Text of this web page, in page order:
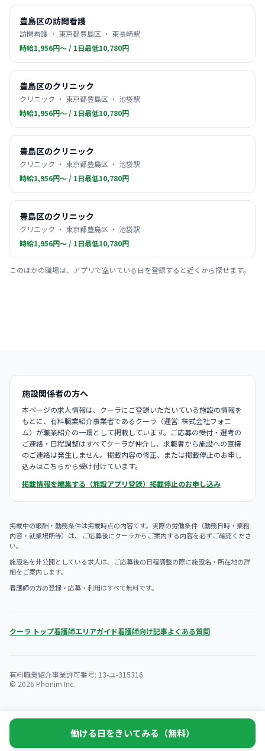
豊島区の訪問看護
訪問看護 ・ 東京都豊島区 ・ 東長崎駅
時給1,956円〜 / 1日最低10,780円
豊島区のクリニック
クリニック ・ 東京都豊島区 ・ 池袋駅
時給1,956円〜 / 1日最低10,780円
豊島区のクリニック
クリニック ・ 東京都豊島区 ・ 池袋駅
時給1,956円〜 / 1日最低10,780円
豊島区のクリニック
クリニック ・ 東京都豊島区 ・ 池袋駅
時給1,956円〜 / 1日最低10,780円
このほかの職場は、アプリで空いている日を登録すると近くから探せます。
施設関係者の方へ
本ページの求人情報は、クーラにご登録いただいている施設の情報を
もとに、有料職業紹介事業者であるクーラ（運営: 株式会社フォニ
ム）が職業紹介の一環として掲載しています。ご応募の受付・選考の
ご連絡・日程調整はすべてクーラが仲介し、求職者から施設への直接
のご連絡は発生しません。掲載内容の修正、または掲載停止のお申し
込みはこちらから受け付けています。
掲載情報を編集する（施設アプリ登録） 掲載停止のお申し込み
掲載中の報酬・勤務条件は掲載時点の内容です。実際の労働条件（勤務日時・業務
内容・就業場所等）は、 ご応募後にクーラからご案内する内容を必ずご確認くださ
い。
施設名を非公開としている求人は、ご応募後の日程調整の際に施設名・所在地の詳
細をご案内します。
看護師の方の登録・応募・利用はすべて無料です。
クーラ トップ看護師エリアガイド看護師向け記事よくある質問
有料職業紹介事業許可番号: 13-ユ-315316
© 2026 Phonim Inc.
働ける日をきいてみる（無料）